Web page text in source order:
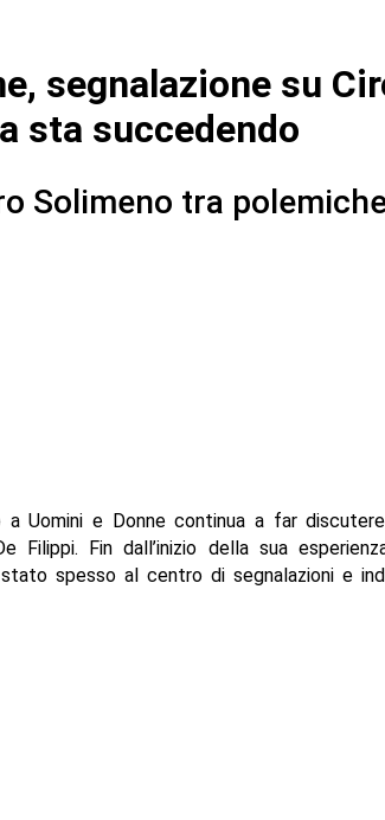
segnalazione su
sta succedendo
Solimeno tra
a Uomini e Donne continua a far
Filippi. Fin dall’inizio della sua
spesso al centro di segnalazioni e